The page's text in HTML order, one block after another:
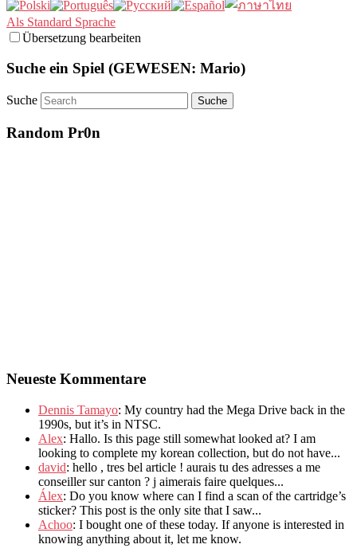
Als Standard Sprache
Übersetzung bearbeiten
Suche ein Spiel (GEWESEN: Mario)
Suche
Random Pr0n
Neueste Kommentare
Dennis Tamayo: My country had the Mega Drive back in the
1990s, but it’s in NTSC.
Alex: Hallo. Is this page still somewhat looked at? I am
looking to complete my korean collection, but do not have...
david: hello , tres bel article ! aurais tu des adresses a me
conseiller sur canton ? j aimerais faire quelques...
Álex: Do you know where can I find a scan of the cartridge’s
sticker? This post is the only site that I saw...
Achoo: I bought one of these today. If anyone is interested in
knowing anything about it, let me know.